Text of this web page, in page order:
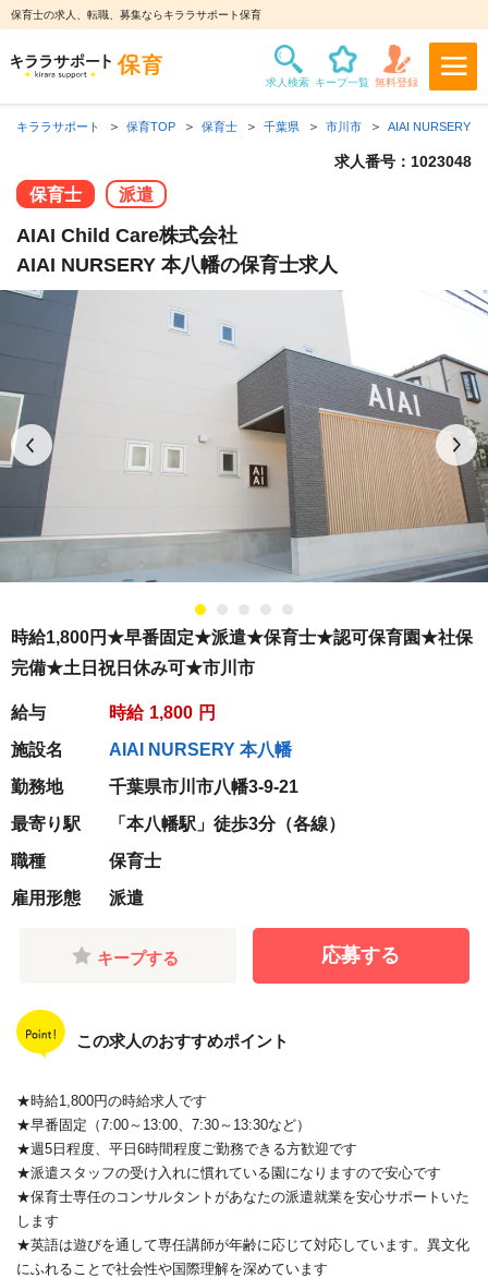
保育士の求人、転職、募集ならキララサポート保育
キララサポート 保育TOP 保育士 千葉県 市川市 AIAI NURSERY
求人番号：1023048
保育士 派遣
AIAI Child Care株式会社
AIAI NURSERY 本八幡の保育士求人
時給1,800円★早番固定★派遣★保育士★認可保育園★社保
完備★土日祝日休み可★市川市
給与 時給 1,800 円
施設名
AIAI NURSERY 本八幡
勤務地
千葉県市川市八幡3-9-21
最寄り駅
「本八幡駅」徒歩3分（各線）
職種
保育士
雇用形態
派遣
キープする 応募する
この求人のおすすめポイント
★時給1,800円の時給求人です
★早番固定（7:00～13:00、7:30～13:30など）
★週5日程度、平日6時間程度ご勤務できる方歓迎です
★派遣スタッフの受け入れに慣れている園になりますので安心です
★保育士専任のコンサルタントがあなたの派遣就業を安心サポートいた
します
★英語は遊びを通して専任講師が年齢に応じて対応しています。異文化
にふれることで社会性や国際理解を深めています